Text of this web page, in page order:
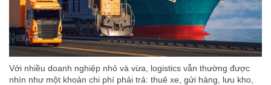
Với nhiều doanh nghiệp nhỏ và vừa, logistics vẫn thường được
nhìn như một khoản chi phí phải trả: thuê xe, gửi hàng, lưu kho,